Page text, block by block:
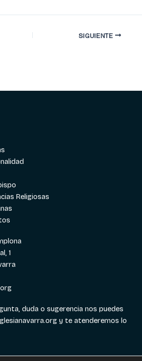
SIGUIENTE
Religiosas
1
duda o sugerencia nos puedes
y te atenderemos lo